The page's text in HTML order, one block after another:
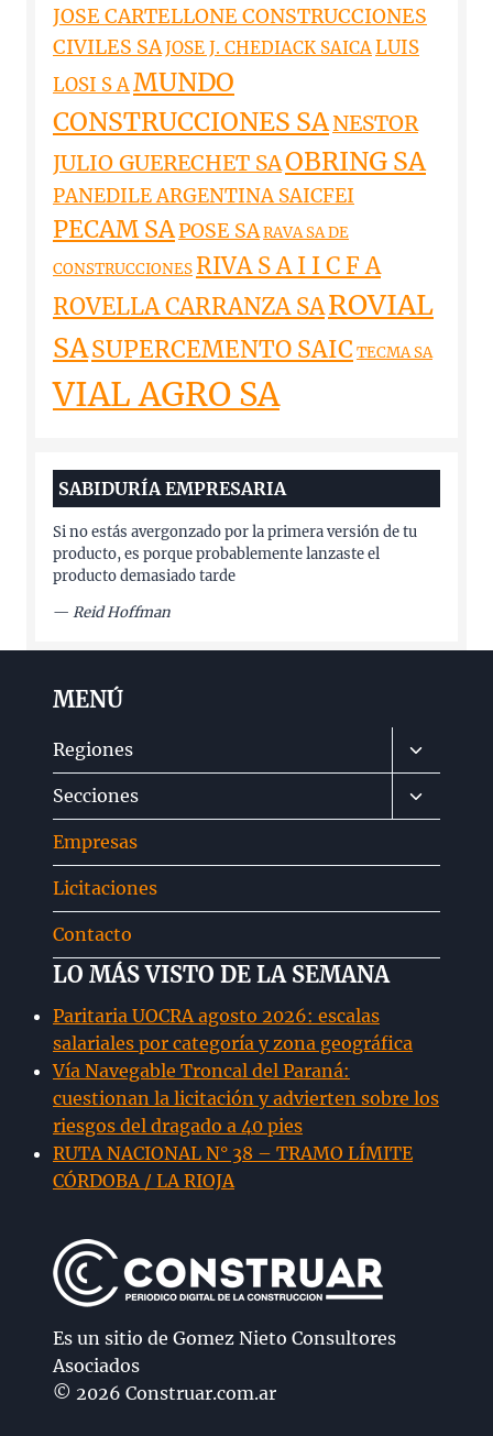
JOSE CARTELLONE CONSTRUCCIONES
CIVILES SAJOSE J. CHEDIACK SAICALUIS
LOSI S AMUNDO
CONSTRUCCIONES SANESTOR
JULIO GUERECHET SAOBRING SA
PANEDILE ARGENTINA SAICFEI
PECAM SAPOSE SARAVA SA DE
CONSTRUCCIONES RIVA S A I I C F A
ROVELLA CARRANZA SAROVIAL
SASUPERCEMENTO SAIC TECMA SA
VIAL AGRO SA
SABIDURÍA EMPRESARIA
Si no estás avergonzado por la primera versión de tu
producto, es porque probablemente lanzaste el
producto demasiado tarde
— Reid Hoffman
MENÚ
Regiones
Alternar
menú
hijo
Secciones
Alternar
menú
Empresas
Licitaciones
Contacto
LO MÁS VISTO DE LA SEMANA
Paritaria UOCRA agosto 2026: escalas
salariales por categoría y zona geográfica
Vía Navegable Troncal del Paraná:
cuestionan la licitación y advierten sobre los
riesgos del dragado a 40 pies
RUTA NACIONAL N° 38 – TRAMO LÍMITE
CÓRDOBA / LA RIOJA
Es un sitio de Gomez Nieto Consultores
Asociados
© 2026 Construar.com.ar